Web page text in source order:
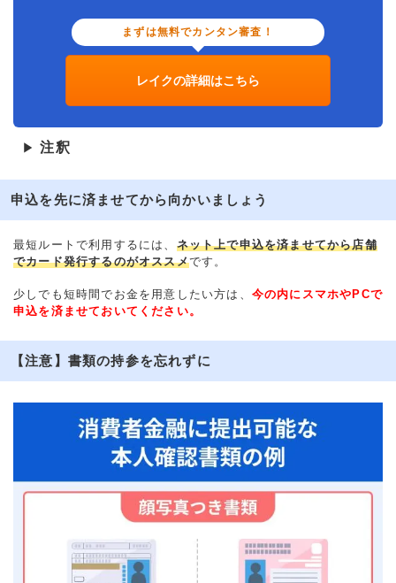
まずは無料でカンタン審査！
レイクの詳細はこちら
▶ 注釈
申込を先に済ませてから向かいましょう
最短ルートで利用するには、 ネット上で申込を済ませてから店舗
でカード発行するのがオススメです。
少しでも短時間でお金を用意したい方は、 今の内にスマホやPCで
申込を済ませておいてください。
【注意】書類の持参を忘れずに